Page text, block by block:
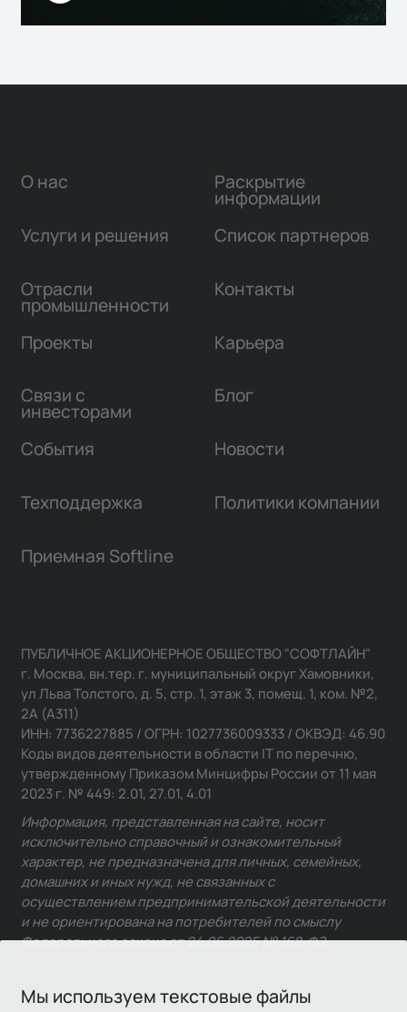
Мы используем текстовые файлы
О нас
Услуги и решения
Отрасли
промышленности
Проекты
Связи с
инвесторами
Раскрытие
информации
Список партнеров
Контакты
Карьера
Блог
События Новости
Техподдержка Политики компании
Приемная Softline
ПУБЛИЧНОЕ АКЦИОНЕРНОЕ ОБЩЕСТВО "СОФТЛАЙН"
г. Москва, вн.тер. г. муниципальный округ Хамовники,
ул Льва Толстого, д. 5, стр. 1, этаж 3, помещ. 1, ком. №2,
2А (А311)
ИНН: 7736227885 / ОГРН: 1027736009333 / ОКВЭД: 46.90
Коды видов деятельности в области IT по перечню,
утвержденному Приказом Минцифры России от 11 мая
2023 г. № 449: 2.01, 27.01, 4.01
Информация, представленная на сайте, носит
исключительно справочный и ознакомительный
характер, не предназначена для личных, семейных,
домашних и иных нужд, не связанных с
осуществлением предпринимательской деятельности
и не ориентирована на потребителей по смыслу
Федерального закона от 24.06.2025 № 168-ФЗ.